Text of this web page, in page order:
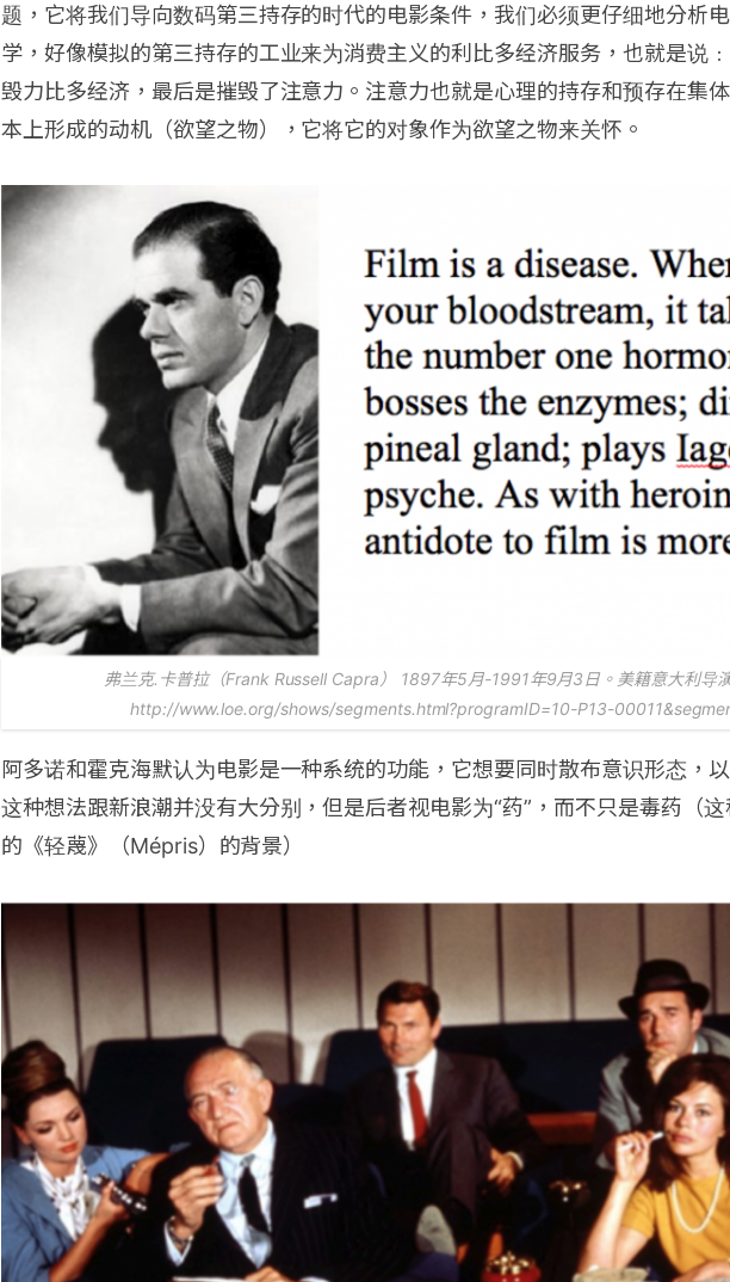
题，它将我们导向数码第三持存的时代的电影条件，我们必须更仔细地分析
学，好像模拟的第三持存的工业来为消费主义的利比多经济服务，也就是说
毁力比多经济，最后是摧毁了注意力。注意力也就是心理的持存和预存在集
本上形成的动机（欲望之物），它将它的对象作为欲望之物来关怀。
弗兰克.卡普拉（Frank Russell Capra） 1897年5月-1991年9月3日。美籍意大利导
http://www.loe.org/shows/segments.html?programID=10-P13-
阿多诺和霍克海默认为电影是一种系统的功能，它想要同时散布意识形态，
这种想法跟新浪潮并没有大分别，但是后者视电影为“药”，而不只是毒药（
的《轻蔑》（Mépris）的背景）